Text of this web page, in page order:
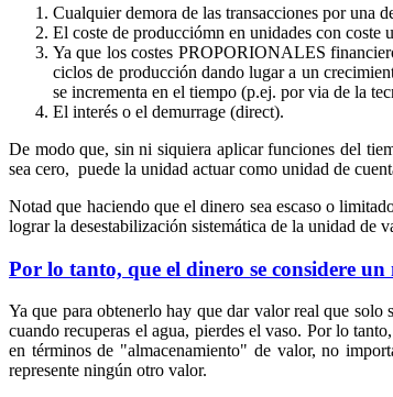
Cualquier demora de las transacciones por una
El coste de producciómn en unidades con
Ya que los costes PROPORIONALES
ciclos de producción dando lugar a un
se incrementa en el tiempo (p.ej. por via de la
El interés o el demurrage (direct).
De modo que, sin ni siquiera aplicar funciones del
sea cero, puede la unidad actuar como unidad de
Notad que haciendo que el dinero sea escaso o
lograr la desestabilización sistemática de la unidad de
Por lo tanto, que el dinero se considere
Ya que para obtenerlo hay que dar valor real que solo
cuando recuperas el agua, pierdes el vaso. Por lo
en términos de "almacenamiento" de valor, no
represente ningún otro valor.